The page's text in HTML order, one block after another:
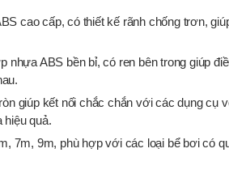
cao cấp, có thiết kế rãnh chống trơn,
ABS bền bỉ, có ren bên trong giúp
giúp kết nối chắc chắn với các dụng cụ
quả.
7m, 9m, phù hợp với các loại bể bơi có